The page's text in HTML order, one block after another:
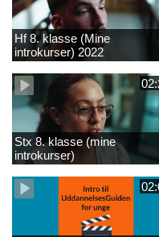
Hf 8. klasse (Mine
introkurser) 2022
Stx 8. klasse (mine
introkurser)